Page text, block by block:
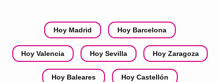
Hoy Madrid Hoy Barcelona
Hoy Valencia Hoy Sevilla Hoy Zaragoza
Hoy Baleares Hoy Castellón